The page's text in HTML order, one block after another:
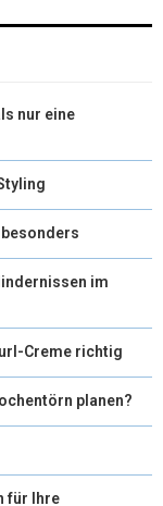
nur eine
im
Creme richtig
planen?
für Ihre